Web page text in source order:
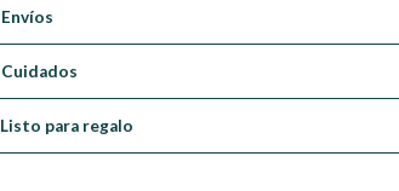
Envíos
Cuidados
Listo para regalo